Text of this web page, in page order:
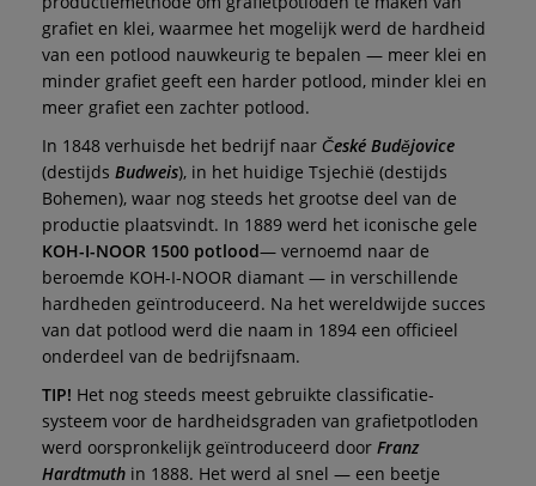
grafiet en klei, waarmee het mogelijk werd de hardheid
van een potlood nauwkeurig te bepalen — meer klei en
minder grafiet geeft een harder potlood, minder klei en
meer grafiet een zachter potlood.
In 1848 verhuisde het bedrijf naar České Budějovice
(destijds Budweis), in het huidige Tsjechië (destijds
Bohemen), waar nog steeds het grootse deel van de
productie plaatsvindt. In 1889 werd het iconische gele
KOH-I-NOOR 1500 potlood— vernoemd naar de
beroemde KOH-I-NOOR diamant — in verschillende
hardheden geïntroduceerd. Na het wereldwijde succes
van dat potlood werd die naam in 1894 een officieel
onderdeel van de bedrijfsnaam.
TIP! Het nog steeds meest gebruikte classificatie-
systeem voor de hardheidsgraden van grafietpotloden
werd oorspronkelijk geïntroduceerd door Franz
Hardtmuth in 1888. Het werd al snel — een beetje